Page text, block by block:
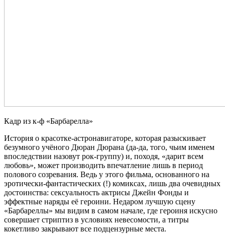
Кадр из к-ф «Барбарелла»
История о красотке-астронавигаторе, которая разыскивает
безумного учёного Дюран Дюрана (да-да, того, чьим именем
впоследствии назовут рок-группу) и, походя, «дарит всем
любовь», может производить впечатление лишь в период
полового созревания. Ведь у этого фильма, основанного на
эротически-фантастических (!) комиксах, лишь два очевидных
достоинства: сексуальность актрисы Джейн Фонды и
эффектные наряды её героини. Недаром лучшую сцену
«Барбареллы» мы видим в самом начале, где героиня искусно
совершает стриптиз в условиях невесомости, а титры
кокетливо закрывают все подцензурные места.